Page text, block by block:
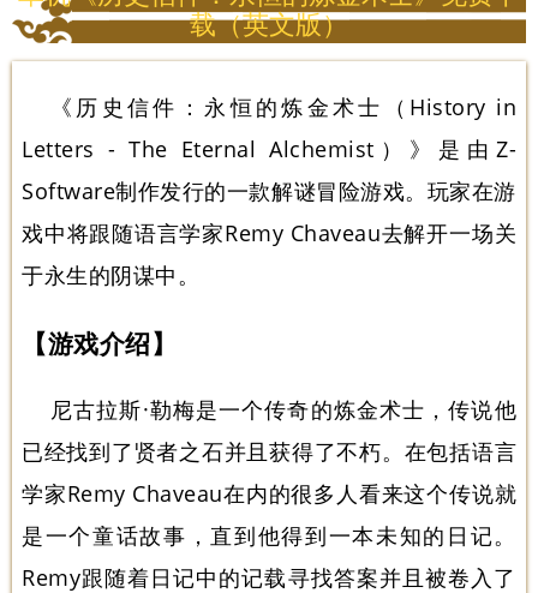
载（英文版）
《历史信件：永恒的炼金术士（History in
Letters - The Eternal Alchemist）》是由Z-
Software制作发行的一款解谜冒险游戏。玩家在游
戏中将跟随语言学家Remy Chaveau去解开一场关
于永生的阴谋中。
【游戏介绍】
尼古拉斯·勒梅是一个传奇的炼金术士，传说他
已经找到了贤者之石并且获得了不朽。在包括语言
学家Remy Chaveau在内的很多人看来这个传说就
是一个童话故事，直到他得到一本未知的日记。
Remy跟随着日记中的记载寻找答案并且被卷入了